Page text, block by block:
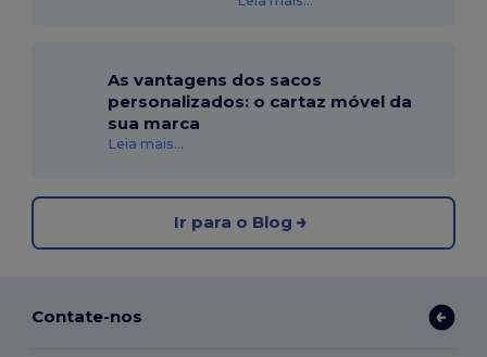
As vantagens dos sacos
personalizados: o cartaz móvel da
sua marca
Leia mais...
Ir para o Blog
Contate-nos